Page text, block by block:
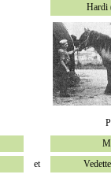
Hardi
et